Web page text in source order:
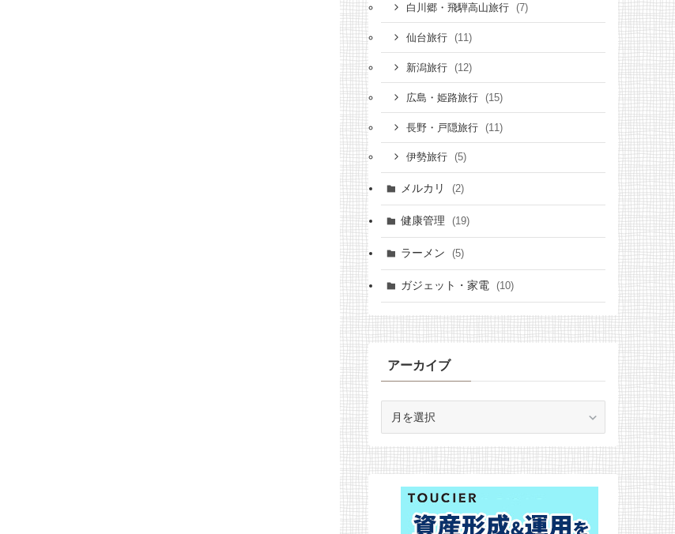
白川郷・飛騨高山旅行 (7)
仙台旅行 (11)
新潟旅行 (12)
広島・姫路旅行 (15)
長野・戸隠旅行 (11)
伊勢旅行 (5)
メルカリ (2)
健康管理 (19)
ラーメン (5)
ガジェット・家電 (10)
アーカイブ
イ
ブ